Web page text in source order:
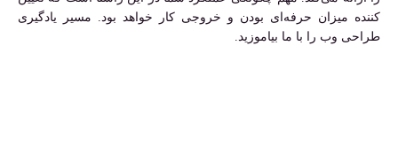
کننده میزان حرفه‌ای بودن و خروجی کار خواهد بود. مسیر یادگیری
طراحی وب را با ما بیاموزید.